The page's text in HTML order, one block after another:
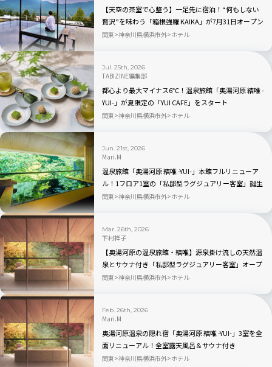
【天空の茶室で心整う】一足先に宿泊！“何もしない
贅沢”を味わう「箱根強羅 KAIKA」が7月31日オープン
関東 神奈川県横浜市外 ホテル
Jul. 25th, 2026
TABIZINE編集部
都心より最大マイナス6℃！温泉旅館「奥湯河原 結唯 -
YUI-」が夏限定の「YUI CAFE」をスタート
関東 神奈川県横浜市外 ホテル
Jun. 21st, 2026
Mari.M
温泉旅館「奥湯河原 結唯 -YUI-」本館フルリニューア
ル！1フロア1室の「私邸型ラグジュアリー客室」誕生
関東 神奈川県横浜市外 ホテル
Mar. 26th, 2026
下村祥子
【奥湯河原の温泉旅館・結唯】源泉掛け流しの天然温
泉とサウナ付き「私邸型ラグジュアリー客室」オープ
ン
関東 神奈川県横浜市外 ホテル
Feb. 26th, 2026
Mari.M
奥湯河原温泉の隠れ宿「奥湯河原 結唯 -YUI-」3室を全
面リニューアル！全室露天風呂＆サウナ付き
関東 神奈川県横浜市外 ホテル